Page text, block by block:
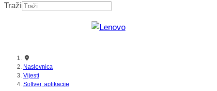
Recenzija: Einhell Professional CP-
Traži
Naslovnica
Vijesti
Softver, aplikacije